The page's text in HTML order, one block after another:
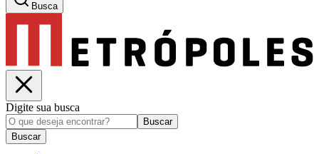
Busca
Digite sua busca
Buscar
Buscar